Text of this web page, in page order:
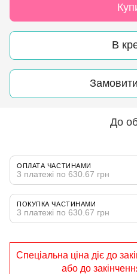
В
До
ОПЛАТА ЧАСТИНАМИ
3 платежі по 630.67 грн
ПОКУПКА ЧАСТИНАМИ
3 платежі по 630.67 грн
Спеціальна ціна діє до
або до